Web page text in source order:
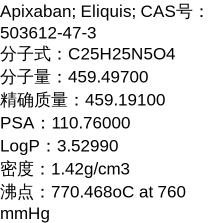
Apixaban; Eliquis; CAS号：
503612-47-3
分子式：C25H25N5O4
分子量：459.49700
精确质量：459.19100
PSA：110.76000
LogP：3.52990
密度：1.42g/cm3
沸点：770.468oC at 760
mmHg